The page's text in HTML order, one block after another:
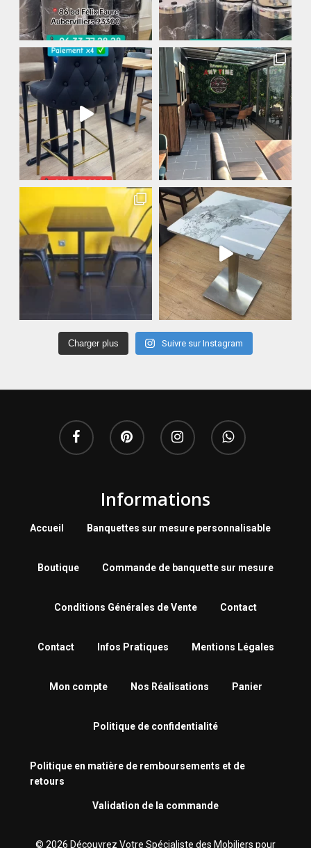
Charger plus Suivre sur Instagram
Informations
Accueil Banquettes sur mesure personnalisable
Boutique Commande de banquette sur mesure
Conditions Générales de Vente Contact
Contact Infos Pratiques Mentions Légales
Mon compte Nos Réalisations Panier
Politique de confidentialité
Politique en matière de remboursements et de
retours
Validation de la commande
© 2026 Découvrez Votre Spécialiste des Mobiliers pour